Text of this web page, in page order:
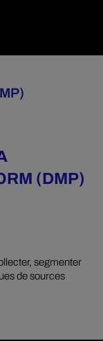
(DMP)
segmenter
de sources